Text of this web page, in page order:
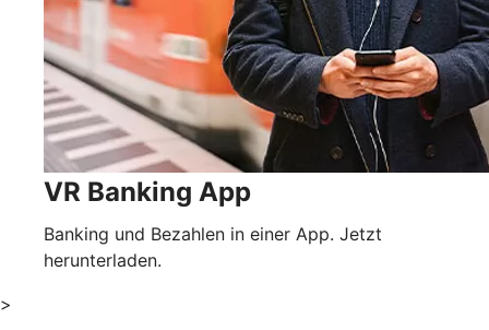
VR Banking App
Banking und Bezahlen in einer App. Jetzt
herunterladen.
>